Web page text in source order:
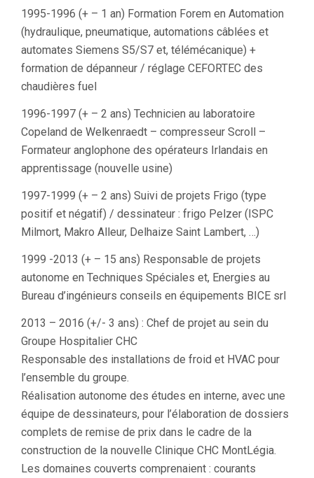
1995-1996 (+ – 1 an) Formation Forem en Automation
(hydraulique, pneumatique, automations câblées et
automates Siemens S5/S7 et, télémécanique) +
formation de dépanneur / réglage CEFORTEC des
chaudières fuel
1996-1997 (+ – 2 ans) Technicien au laboratoire
Copeland de Welkenraedt – compresseur Scroll –
Formateur anglophone des opérateurs Irlandais en
apprentissage (nouvelle usine)
1997-1999 (+ – 2 ans) Suivi de projets Frigo (type
positif et négatif) / dessinateur : frigo Pelzer (ISPC
Milmort, Makro Alleur, Delhaize Saint Lambert, …)
1999 -2013 (+ – 15 ans) Responsable de projets
autonome en Techniques Spéciales et, Energies au
Bureau d’ingénieurs conseils en équipements BICE srl
2013 – 2016 (+/- 3 ans) : Chef de projet au sein du
Groupe Hospitalier CHC
Responsable des installations de froid et HVAC pour
l’ensemble du groupe.
Réalisation autonome des études en interne, avec une
équipe de dessinateurs, pour l’élaboration de dossiers
complets de remise de prix dans le cadre de la
construction de la nouvelle Clinique CHC MontLégia.
Les domaines couverts comprenaient : courants